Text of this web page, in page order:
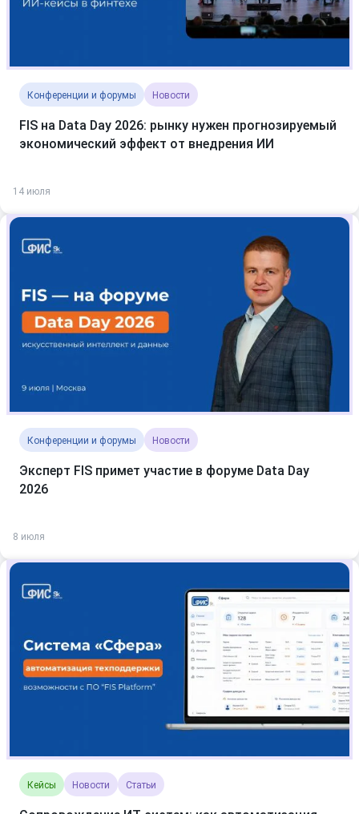
Конференции и форумы Новости
FIS на Data Day 2026: рынку нужен прогнозируемый
экономический эффект от внедрения ИИ
14 июля
Конференции и форумы Новости
Эксперт FIS примет участие в форуме Data Day
2026
8 июля
Кейсы Новости Статьи